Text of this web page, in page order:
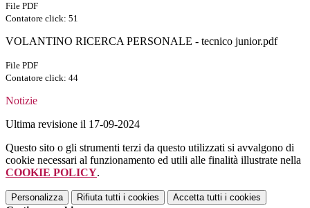
File PDF
Contatore click: 51
VOLANTINO RICERCA PERSONALE - tecnico junior.pdf
File PDF
Contatore click: 44
Notizie
Ultima revisione il 17-09-2024
Questo sito o gli strumenti terzi da questo utilizzati si avvalgono di
cookie necessari al funzionamento ed utili alle finalità illustrate nella
COOKIE POLICY.
Personalizza Rifiuta tutti i cookies Accetta tutti i cookies